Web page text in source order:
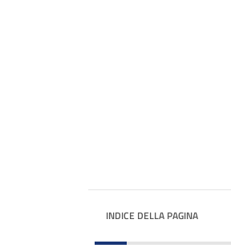
INDICE DELLA PAGINA